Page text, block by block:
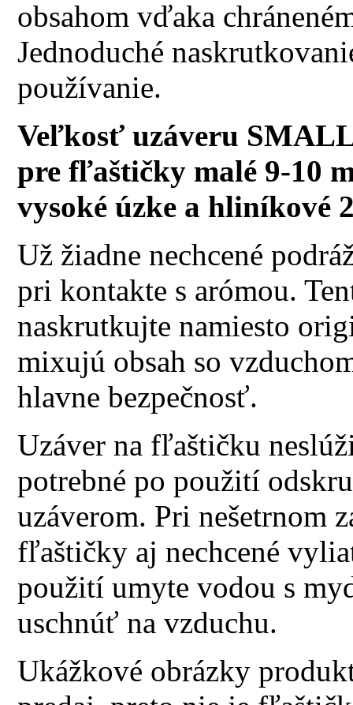
obsahom vďaka
Jednoduché
používanie.
Veľkosť uzáveru
pre fľaštičky malé 9-10
vysoké úzke a hliníkové
Už žiadne nechcené
pri kontakte s arómou.
naskrutkujte namiesto
mixujú obsah so
hlavne bezpečnosť.
Uzáver na fľaštičku
potrebné po použití
uzáverom. Pri nešetrnom
fľaštičky aj nechcené
použití umyte vodou s
uschnúť na vzduchu.
Ukážkové obrázky